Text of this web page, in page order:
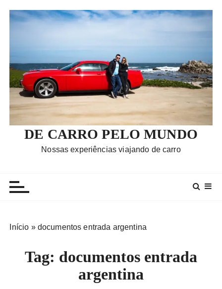
DE CARRO PELO MUNDO
Nossas experiências viajando de carro
Início » documentos entrada argentina
Tag: documentos entrada
argentina